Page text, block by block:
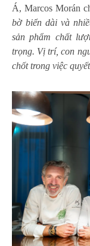
Á, Marcos Morán
bờ biển dài và
sản phẩm chất
trọng. Vị trí, con
chốt trong việc